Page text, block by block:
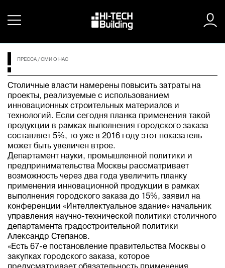
ПРЕССА / СМИ О НАС
Столичные власти намерены повысить затраты на
проекты, реализуемые с использованием
инновационных строительных материалов и
технологий. Если сегодня планка применения такой
продукции в рамках выполнения городского заказа
составляет 5%, то уже в 2016 году этот показатель
может быть увеличен втрое.
Департамент науки, промышленной политики и
предпринимательства Москвы рассматривает
возможность через два года увеличить планку
применения инновационной продукции в рамках
выполнения городского заказа до 15%, заявил на
конференции «Интеллектуальное здание» начальник
управления научно-технической политики столичного
департамента градостроительной политики
Александр Степанов.
«Есть 67-е постановление правительства Москвы о
закупках городского заказа, которое